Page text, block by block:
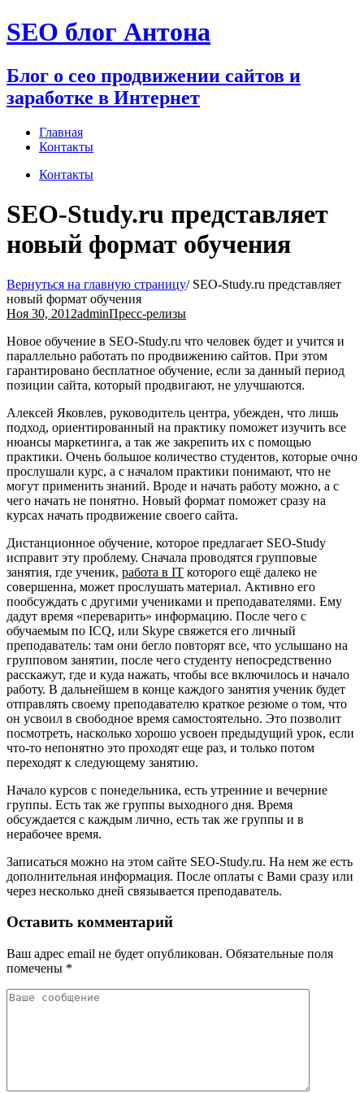
Перейти
к
SEO блог Антона
Блог о сео продвижении сайтов и
заработке в Интернет
Главная
Контакты
Контакты
SEO-Study.ru представляет
новый формат обучения
Вернуться на главную страницу/SEO-Study.ru представляет
новый формат обучения
Ноя 30, 2012adminПресс-релизы
Новое обучение в SEO-Study.ru что человек будет и учится и
параллельно работать по продвижению сайтов. При этом
гарантировано бесплатное обучение, если за данный период
позиции сайта, который продвигают, не улучшаются.
Алексей Яковлев, руководитель центра, убежден, что лишь
подход, ориентированный на практику поможет изучить все
нюансы маркетинга, а так же закрепить их с помощью
практики. Очень большое количество студентов, которые очно
прослушали курс, а с началом практики понимают, что не
могут применить знаний. Вроде и начать работу можно, а с
чего начать не понятно. Новый формат поможет сразу на
курсах начать продвижение своего сайта.
Дистанционное обучение, которое предлагает SEO-Study
исправит эту проблему. Сначала проводятся групповые
занятия, где ученик, работа в IT которого ещё далеко не
совершенна, может прослушать материал. Активно его
пообсуждать с другими учениками и преподавателями. Ему
дадут время «переварить» информацию. После чего с
обучаемым по ICQ, или Skype свяжется его личный
преподаватель: там они бегло повторят все, что услышано на
групповом занятии, после чего студенту непосредственно
расскажут, где и куда нажать, чтобы все включилось и начало
работу. В дальнейшем в конце каждого занятия ученик будет
отправлять своему преподавателю краткое резюме о том, что
он усвоил в свободное время самостоятельно. Это позволит
посмотреть, насколько хорошо усвоен предыдущий урок, если
что-то непонятно это проходят еще раз, и только потом
переходят к следующему занятию.
Начало курсов с понедельника, есть утренние и вечерние
группы. Есть так же группы выходного дня. Время
обсуждается с каждым лично, есть так же группы и в
нерабочее время.
Записаться можно на этом сайте SEO-Study.ru. На нем же есть
дополнительная информация. После оплаты с Вами сразу или
через несколько дней связывается преподаватель.
Оставить комментарий
Ваш адрес email не будет опубликован. Обязательные поля
помечены *